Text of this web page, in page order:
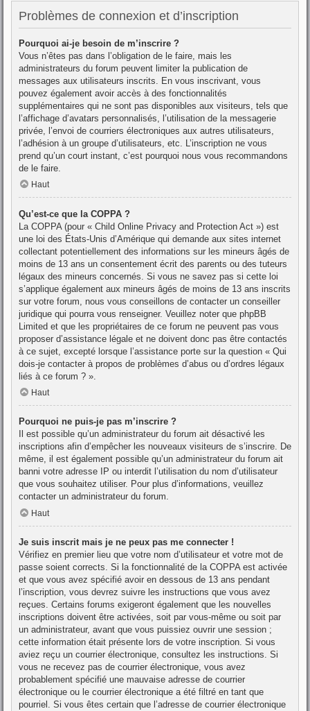
Problèmes de connexion et d’inscription
Pourquoi ai-je besoin de m’inscrire ?
Vous n’êtes pas dans l’obligation de le faire, mais les
administrateurs du forum peuvent limiter la publication de
messages aux utilisateurs inscrits. En vous inscrivant, vous
pouvez également avoir accès à des fonctionnalités
supplémentaires qui ne sont pas disponibles aux visiteurs, tels que
l’affichage d’avatars personnalisés, l’utilisation de la messagerie
privée, l’envoi de courriers électroniques aux autres utilisateurs,
l’adhésion à un groupe d’utilisateurs, etc. L’inscription ne vous
prend qu’un court instant, c’est pourquoi nous vous recommandons
de le faire.
Haut
Qu’est-ce que la COPPA ?
La COPPA (pour « Child Online Privacy and Protection Act ») est
une loi des États-Unis d’Amérique qui demande aux sites internet
collectant potentiellement des informations sur les mineurs âgés de
moins de 13 ans un consentement écrit des parents ou des tuteurs
légaux des mineurs concernés. Si vous ne savez pas si cette loi
s’applique également aux mineurs âgés de moins de 13 ans inscrits
sur votre forum, nous vous conseillons de contacter un conseiller
juridique qui pourra vous renseigner. Veuillez noter que phpBB
Limited et que les propriétaires de ce forum ne peuvent pas vous
proposer d’assistance légale et ne doivent donc pas être contactés
à ce sujet, excepté lorsque l’assistance porte sur la question « Qui
dois-je contacter à propos de problèmes d’abus ou d’ordres légaux
liés à ce forum ? ».
Haut
Pourquoi ne puis-je pas m’inscrire ?
Il est possible qu’un administrateur du forum ait désactivé les
inscriptions afin d’empêcher les nouveaux visiteurs de s’inscrire. De
même, il est également possible qu’un administrateur du forum ait
banni votre adresse IP ou interdit l’utilisation du nom d’utilisateur
que vous souhaitez utiliser. Pour plus d’informations, veuillez
contacter un administrateur du forum.
Haut
Je suis inscrit mais je ne peux pas me connecter !
Vérifiez en premier lieu que votre nom d’utilisateur et votre mot de
passe soient corrects. Si la fonctionnalité de la COPPA est activée
et que vous avez spécifié avoir en dessous de 13 ans pendant
l’inscription, vous devrez suivre les instructions que vous avez
reçues. Certains forums exigeront également que les nouvelles
inscriptions doivent être activées, soit par vous-même ou soit par
un administrateur, avant que vous puissiez ouvrir une session ;
cette information était présente lors de votre inscription. Si vous
aviez reçu un courrier électronique, consultez les instructions. Si
vous ne recevez pas de courrier électronique, vous avez
probablement spécifié une mauvaise adresse de courrier
électronique ou le courrier électronique a été filtré en tant que
pourriel. Si vous êtes certain que l’adresse de courrier électronique